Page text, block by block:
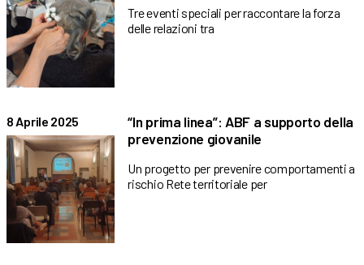
Tre eventi speciali per raccontare la forza
delle relazioni tra
8 Aprile 2025
“In prima linea”: ABF a supporto della
prevenzione giovanile
Un progetto per prevenire comportamenti a
rischio Rete territoriale per